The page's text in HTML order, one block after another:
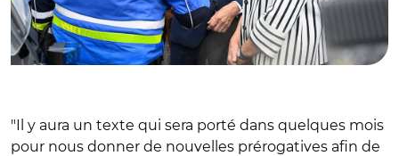
"Il y aura un texte qui sera porté dans quelques mois
pour nous donner de nouvelles prérogatives afin de